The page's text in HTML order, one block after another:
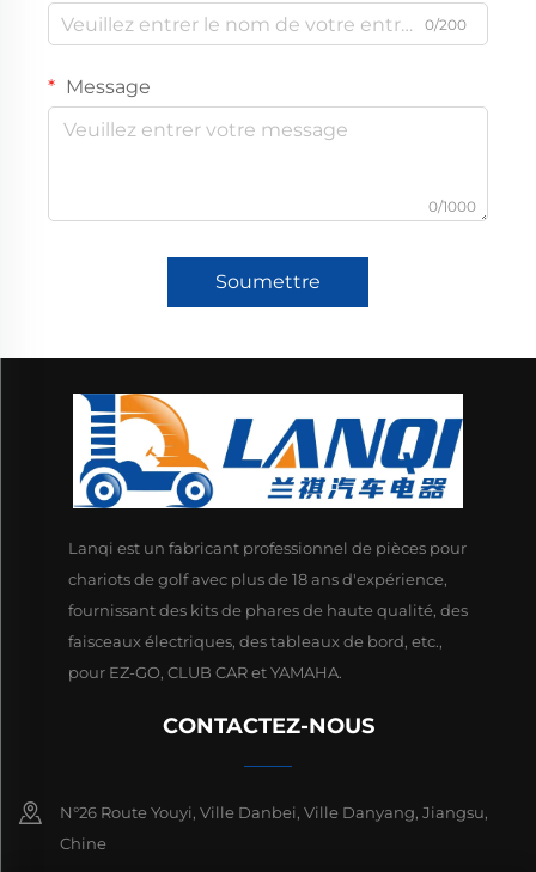
0/200
Message
0/1000
Soumettre
Lanqi est un fabricant professionnel de pièces pour
chariots de golf avec plus de 18 ans d'expérience,
fournissant des kits de phares de haute qualité, des
faisceaux électriques, des tableaux de bord, etc.,
pour EZ-GO, CLUB CAR et YAMAHA.
CONTACTEZ-NOUS
N°26 Route Youyi, Ville Danbei, Ville Danyang, Jiangsu,
Chine